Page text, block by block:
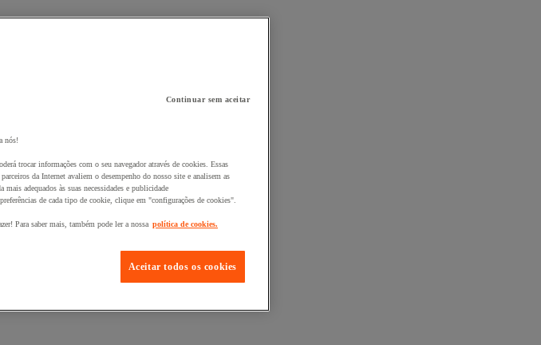
Continuar sem aceitar
nós!
trocar informações com o seu navegador através de cookies. Essas
da Internet avaliem o desempenho do nosso site e analisem as
adequados às suas necessidades e publicidade
de cada tipo de cookie, clique em "configurações de cookies".
Para saber mais, também pode ler a nossa política de cookies.
Aceitar todos os cookies